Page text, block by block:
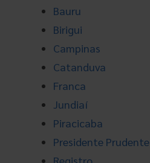
Bauru
Birigui
Campinas
Catanduva
Franca
Jundiaí
Piracicaba
Presidente Prudente